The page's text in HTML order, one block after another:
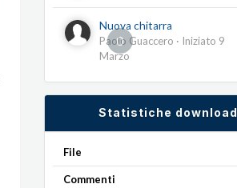
0
Nuova chitarra
Paolo Guaccero · Iniziato 9
Marzo
Statistiche download
File
Commenti